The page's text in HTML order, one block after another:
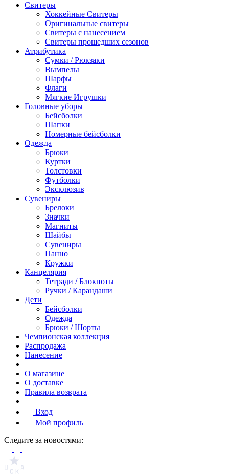
Свитеры
Хоккейные Свитеры
Оригинальные свитеры
Свитеры с нанесением
Свитеры прошедших сезонов
Атрибутика
Сумки / Рюкзаки
Вымпелы
Шарфы
Флаги
Мягкие Игрушки
Головные уборы
Бейсболки
Шапки
Номерные бейсболки
Одежда
Брюки
Куртки
Толстовки
Футболки
Эксклюзив
Сувениры
Брелоки
Значки
Магниты
Шайбы
Сувениры
Панно
Кружки
Канцелярия
Тетради / Блокноты
Ручки / Карандаши
Дети
Бейсболки
Одежда
Брюки / Шорты
Чемпионская коллекция
Распродажа
Нанесение
О магазине
О доставке
Правила возврата
Вход
Мой профиль
Cледите за новостями: